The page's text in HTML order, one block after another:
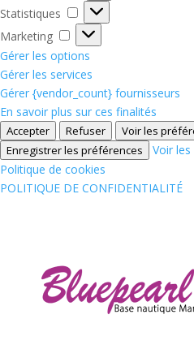
Statistiques
Statistiques
Marketing
Marketing
Gérer les options
Gérer les services
Gérer {vendor_count} fournisseurs
En savoir plus sur ces finalités
Accepter Refuser
Voir les
Enregistrer les préférences
Voir
Politique de cookies
POLITIQUE DE CONFIDENTIALITÉ